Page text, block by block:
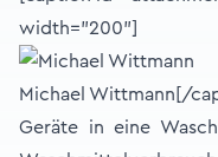
width="200"]
Michael Wittmann[/
Geräte in eine